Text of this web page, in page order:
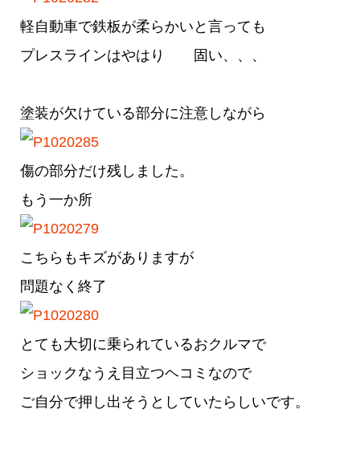
軽自動車で鉄板が柔らかいと言っても
プレスラインはやはり 固い、、、
塗装が欠けている部分に注意しながら
傷の部分だけ残しました。
もう一か所
こちらもキズがありますが
問題なく終了
とても大切に乗られているおクルマで
ショックなうえ目立つヘコミなので
ご自分で押し出そうとしていたらしいです。